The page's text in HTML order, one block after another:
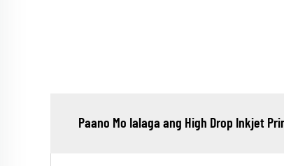
Paano Mo Ialaga ang High Drop Inkjet